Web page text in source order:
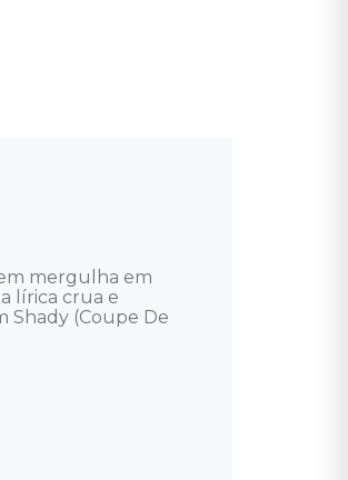
mergulha em
lírica crua e
Shady (Coupe De